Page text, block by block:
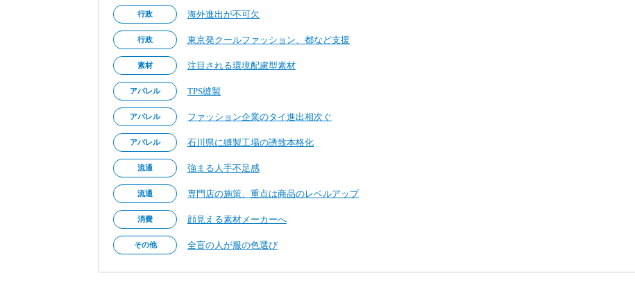
行政 海外進出が不可欠
行政 東京発クールファッション、都など支援
素材 注目される環境配慮型素材
アパレル TPS縫製
アパレル ファッション企業のタイ進出相次ぐ
アパレル 石川県に縫製工場の誘致本格化
流通 強まる人手不足感
流通 専門店の施策、重点は商品のレベルアップ
消費 顔見える素材メーカーへ
その他 全盲の人が服の色選び